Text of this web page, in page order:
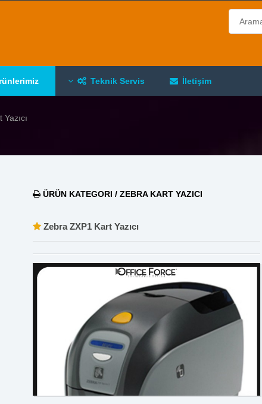
Teknik Servis İletişim
ÜRÜN KATEGORI / ZEBRA KART YAZICI
Zebra ZXP1 Kart Yazıcı